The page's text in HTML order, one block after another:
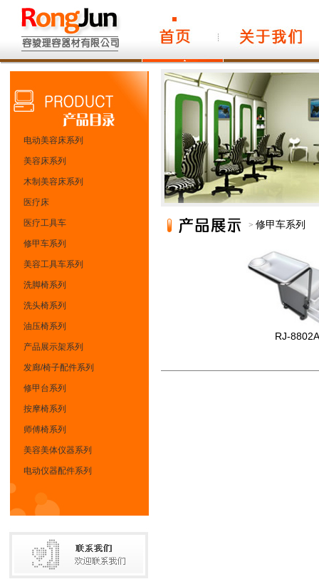
电动美容床系列
美容床系列
木制美容床系列
医疗床
医疗工具车
修甲车系列
美容工具车系列
洗脚椅系列
洗头椅系列
油压椅系列
产品展示架系列
发廊/椅子配件系列
修甲台系列
按摩椅系列
师傅椅系列
美容美体仪器系列
电动仪器配件系列
> 修甲车系列
RJ-8802A